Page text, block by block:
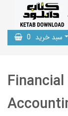
سبد خرید 0